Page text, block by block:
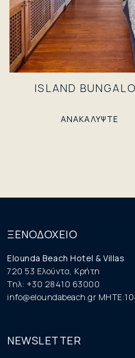
ISLAND
ΑΝΑΚΑΛΥΨΤΕ
ΞΕΝΟΔΟΧΕΙΟ
Elounda Beach Hotel & Villas
720 53 Ελούντα, Κρήτη
Τηλ: +30 28410 63000
info@eloundabeach.gr
NEWSLETTER